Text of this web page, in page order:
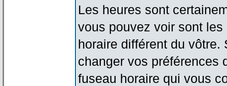
Les heures sont
vous pouvez voir sont
horaire différent du
changer vos préférences
fuseau horaire qui vous